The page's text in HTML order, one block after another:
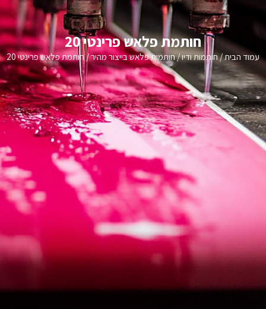
חותמת פלאש פרינטי 20
עמוד הבית/חותמות ודיו/חותמות פלאש בייצור מהיר/ חותמת פלאש פרינטי 20